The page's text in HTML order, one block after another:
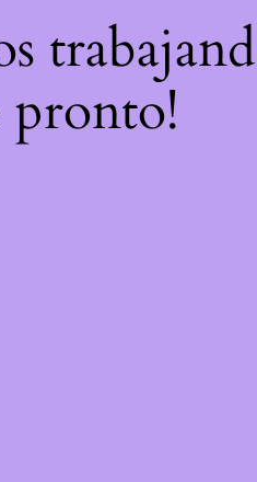
pronto!